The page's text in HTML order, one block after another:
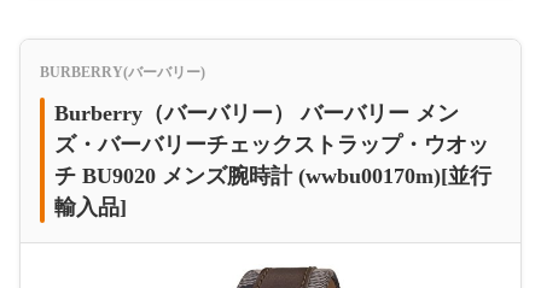
BURBERRY(バーバリー)
Burberry（バーバリー） バーバリー メン
ズ・バーバリーチェックストラップ・ウオッ
チ BU9020 メンズ腕時計 (wwbu00170m)[並行
輸入品]